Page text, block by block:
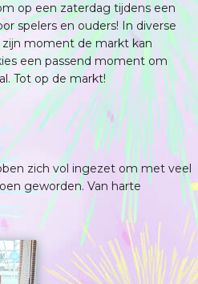
op een zaterdag tijdens een
spelers en ouders! In diverse
moment de markt kan
een passend moment om
Tot op de markt!
zich vol ingezet om met veel
geworden. Van harte